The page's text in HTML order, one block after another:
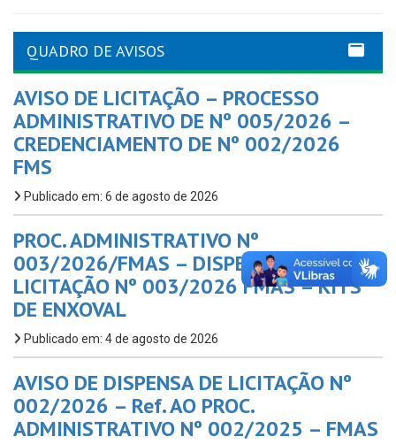
QUADRO DE AVISOS
AVISO DE LICITAÇÃO – PROCESSO
ADMINISTRATIVO DE Nº 005/2026 –
CREDENCIAMENTO DE Nº 002/2026
FMS
Publicado em: 6 de agosto de 2026
PROC. ADMINISTRATIVO Nº
003/2026/FMAS – DISPENSA DE
LICITAÇÃO Nº 003/2026 FMAS – KITS
DE ENXOVAL
Publicado em: 4 de agosto de 2026
AVISO DE DISPENSA DE LICITAÇÃO Nº
002/2026 – Ref. AO PROC.
ADMINISTRATIVO Nº 002/2025 – FMAS